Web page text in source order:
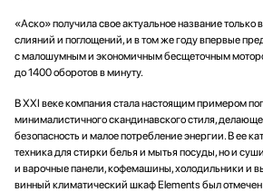
«Аско» получила свое актуальное название только
слияний и поглощений, и в том же году впервые
с малошумным и экономичным бесщеточным
до 1400 оборотов в минуту.
В XXI веке компания стала настоящим примером
минималистичного скандинавского стиля,
безопасность и малое потребление энергии. В ее
техника для стирки белья и мытья посуды, но и
и варочные панели, кофемашины, холодильники и
винный климатический шкаф Elements был отмечен